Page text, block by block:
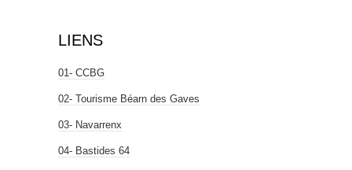
LIENS
01- CCBG
02- Tourisme Béarn des Gaves
03- Navarrenx
04- Bastides 64